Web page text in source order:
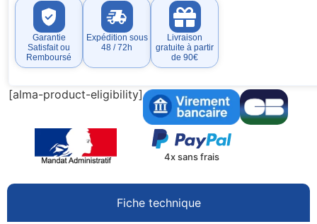
Garantie
Satisfait ou
Remboursé
Expédition sous
48 / 72h
Livraison
gratuite à partir
de 90€
[alma-product-eligibility]
4x sans frais
Fiche technique